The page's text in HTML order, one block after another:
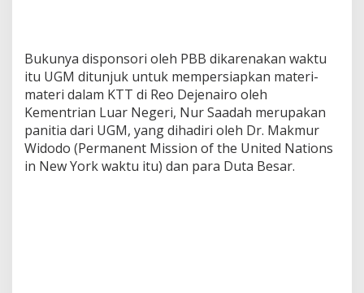
Bukunya disponsori oleh PBB dikarenakan waktu
itu UGM ditunjuk untuk mempersiapkan materi-
materi dalam KTT di Reo Dejenairo oleh
Kementrian Luar Negeri, Nur Saadah merupakan
panitia dari UGM, yang dihadiri oleh Dr. Makmur
Widodo (Permanent Mission of the United Nations
in New York waktu itu) dan para Duta Besar.